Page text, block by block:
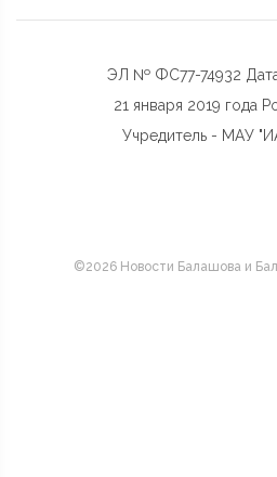
ЭЛ № ФС77-74932 Дата
21 января 2019 года
Учредитель - МАУ
©2026 Новости Балашова и